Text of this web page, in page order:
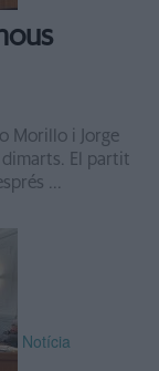
Morillo i Jorge
dimarts. El partit
...
Notícia